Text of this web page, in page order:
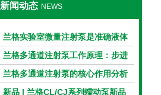
新闻动态 NEWS
兰格实验室微量注射泵是准确液体
输送的科学工具
兰格多通道注射泵工作原理：步进
电机与机械传动的协同
兰格多通道注射泵的核心作用分析
新品 | 兰格CL/CJ系列蠕动泵新品